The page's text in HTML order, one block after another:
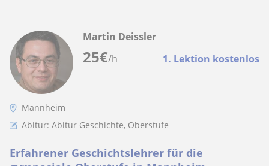
25€/h 1. Lektion kostenlos
Martin Deissler
Mannheim
Abitur: Abitur Geschichte, Oberstufe
Erfahrener Geschichtslehrer für die